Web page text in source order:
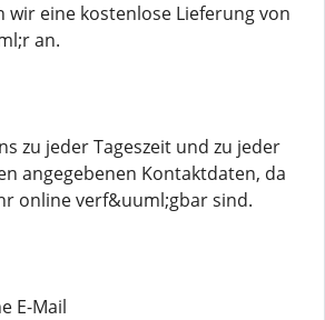
wir eine kostenlose Lieferung von
an.
zu jeder Tageszeit und zu jeder
angegebenen Kontaktdaten, da
online verf&uuml;gbar sind.
E-Mail